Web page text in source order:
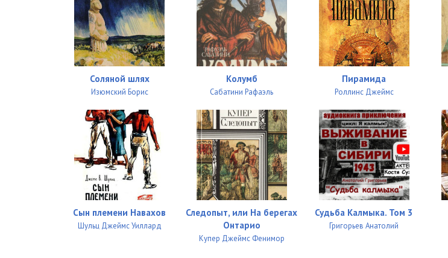
28
29
30
34
36
37
Соляной шлях
Изюмский Борис
Колумб
Сабатини Рафаэль
Пирамида
Роллинс Джеймс
Сын племени Навахов
Шульц Джеймс Уиллард
Следопыт, или На берегах
Онтарио
Купер Джеймс Фенимор
Судьба Калмыка. Том 3
Григорьев Анатолий